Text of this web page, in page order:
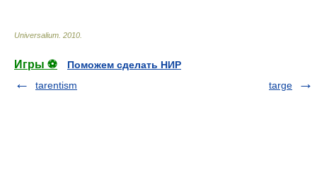
Universalium 2010
Игры ⚽
Поможем сделать НИР
tarentism
targe